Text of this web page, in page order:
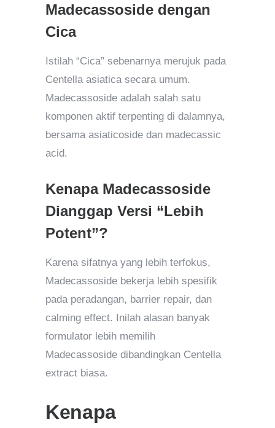
Madecassoside dengan
Cica
Istilah “Cica” sebenarnya merujuk pada
Centella asiatica secara umum.
Madecassoside adalah salah satu
komponen aktif terpenting di dalamnya,
bersama asiaticoside dan madecassic
acid.
Kenapa Madecassoside
Dianggap Versi “Lebih
Potent”?
Karena sifatnya yang lebih terfokus,
Madecassoside bekerja lebih spesifik
pada peradangan, barrier repair, dan
calming effect. Inilah alasan banyak
formulator lebih memilih
Madecassoside dibandingkan Centella
extract biasa.
Kenapa